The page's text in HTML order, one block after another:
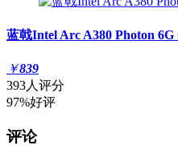
蓝戟Intel Arc A380 Photon 6G
￥839
393人评分
97%好评
评论